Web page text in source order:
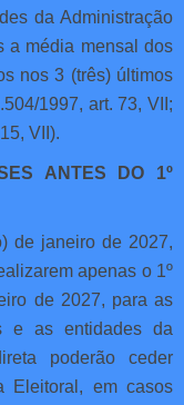
da Administração
a média mensal dos
nos 3 (três) últimos
1997, art. 73, VII;
VII).
ANTES DO 1º
de janeiro de 2027,
apenas o 1º
de 2027, para as
e as entidades da
poderão ceder
Eleitoral, em casos